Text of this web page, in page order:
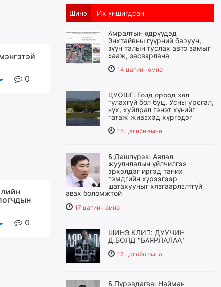
0
0
Шинэ Их уншигдсан
Амралтын өдрүүдэд
Энхтайвны гүүрний баруун,
зүүн талын туслах авто замыг
хааж, засварлана
14 цагийн өмнө
ЦУОШГ: Голд ороод хөл
тулахгүй бол буц. Усны урсгал,
нүх, хуйлрал гэнэт хүнийг
татаж живэхэд хүргэдэг
15 цагийн өмнө
Б.Дашпүрэв: Аялал
жуулчлалын үйлчилгээ
эрхэлдэг иргэд таних
тэмдгийн хүрээгээр
шатахууныг хязгаарлалтгүй
авах боломжтой
17 цагийн өмнө
ШИНЭ КЛИП: ДУУЧИН
Д.БОЛД "БАЯРЛАЛАА"
17 цагийн өмнө
Б.Пүрэвдагва: Найман